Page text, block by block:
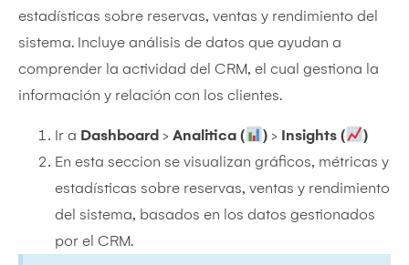
estadísticas sobre reservas, ventas y rendimiento del
sistema. Incluye análisis de datos que ayudan a
comprender la actividad del CRM, el cual gestiona la
información y relación con los clientes.
Ir a Dashboard > Analitica ( )> Insights (
)
En esta seccion se visualizan gráficos, métricas y
estadísticas sobre reservas, ventas y rendimiento
del sistema, basados en los datos gestionados
por el CRM.